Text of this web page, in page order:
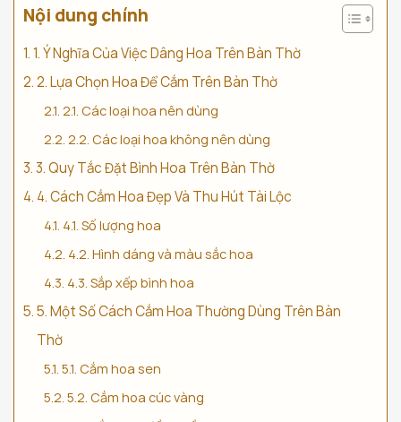
Nội dung chính
1. Ý Nghĩa Của Việc Dâng Hoa Trên Bàn Thờ
2. Lựa Chọn Hoa Để Cắm Trên Bàn Thờ
2.1. Các loại hoa nên dùng
2.2. Các loại hoa không nên dùng
3. Quy Tắc Đặt Bình Hoa Trên Bàn Thờ
4. Cách Cắm Hoa Đẹp Và Thu Hút Tài Lộc
4.1. Số lượng hoa
4.2. Hình dáng và màu sắc hoa
4.3. Sắp xếp bình hoa
5. Một Số Cách Cắm Hoa Thường Dùng Trên Bàn
Thờ
5.1. Cắm hoa sen
5.2. Cắm hoa cúc vàng